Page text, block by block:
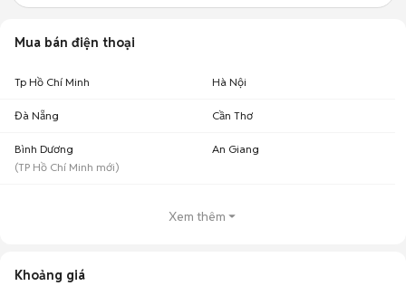
Mua bán điện thoại
Tp Hồ Chí Minh Hà Nội
Đà Nẵng Cần Thơ
Bình Dương
(TP Hồ Chí Minh mới)
An Giang
Xem thêm
Khoảng giá